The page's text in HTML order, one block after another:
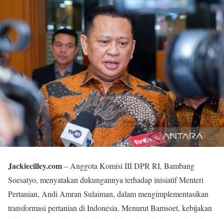
Jackiecilley.com– Anggota Komisi III DPR RI, Bambang
Soesatyo, menyatakan dukungannya terhadap inisiatif Menteri
Pertanian, Andi Amran Sulaiman, dalam mengimplementasikan
transformasi pertanian di Indonesia. Menurut Bamsoet, kebijakan